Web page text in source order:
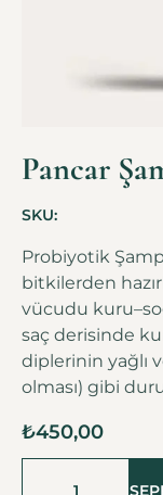
Pancar
SKU:
Probiyotik
bitkilerden
vücudu
saç derisinde
diplerinin yağlı
olması) gibi
₺450,00